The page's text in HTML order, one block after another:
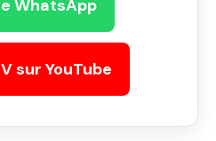
WhatsApp
sur YouTube